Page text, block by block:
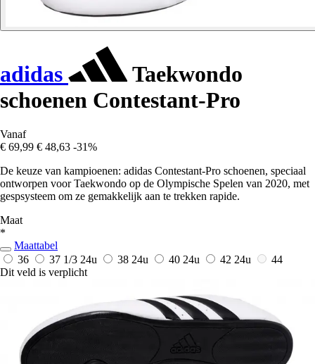
adidas
Taekwondo
schoenen Contestant-Pro
Vanaf
€ 69,99 € 48,63 -31%
De keuze van kampioenen: adidas Contestant-Pro schoenen, speciaal
ontworpen voor Taekwondo op de Olympische Spelen van 2020, met
gespsysteem om ze gemakkelijk aan te trekken rapide.
Maat
*
Maattabel
36
37 1/3 24u 38 24u 40 24u 42 24u
44
Dit veld is verplicht